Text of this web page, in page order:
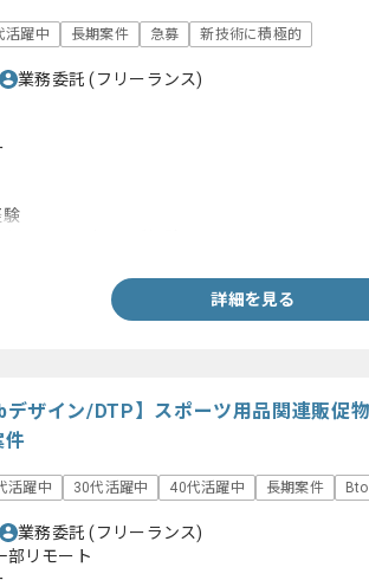
活躍中 長期案件 急募 新技術に積極的
業務委託(フリーランス)
験
詳細を見る
デザイン/DTP】スポーツ用品関連販促
件
活躍中 30代活躍中 40代活躍中 長期案件
業務委託(フリーランス)
リモート